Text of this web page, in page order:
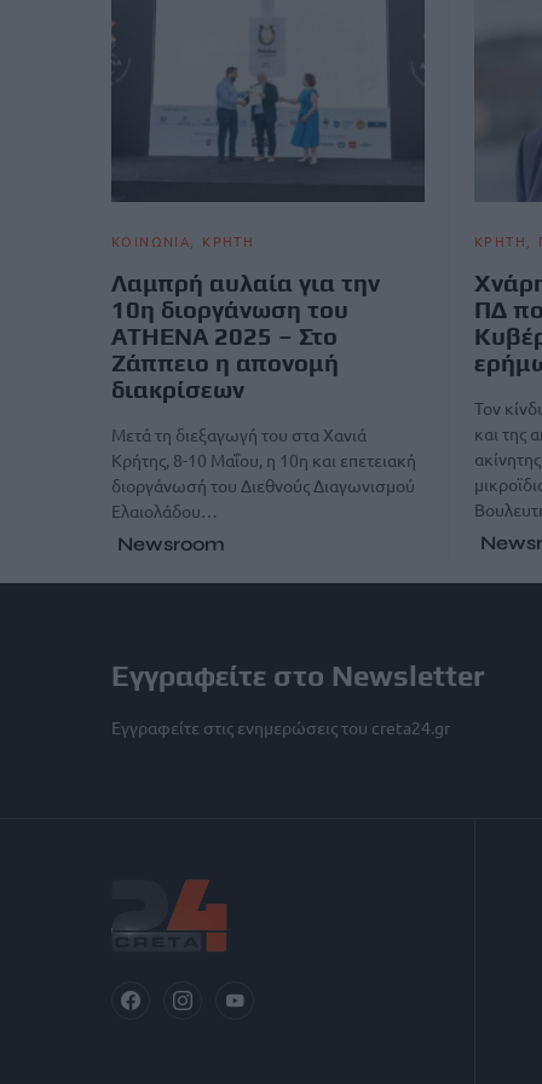
ΚΟΙΝΩΝΙΑ ΚΡΗΤΗ
Λαμπρή αυλαία για την
10η διοργάνωση του
ATHENA 2025 – Στο
Ζάππειο η απονομή
διακρίσεων
Μετά τη διεξαγωγή του στα Χανιά
Κρήτης, 8-10 Μαΐου, η 10η και επετειακή
διοργάνωσή του Διεθνούς Διαγωνισμού
Ελαιολάδου…
Newsroom
ΚΡΗΤΗ
ΠΔ
Τον
και της
Εγγραφείτε στο Newsletter
Εγγραφείτε στις ενημερώσεις του creta24.gr